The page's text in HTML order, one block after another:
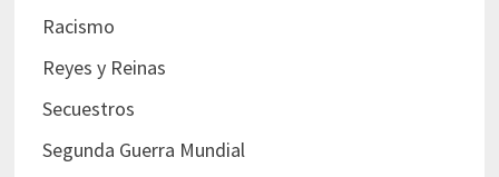
Racismo
Reyes y Reinas
Secuestros
Segunda Guerra Mundial